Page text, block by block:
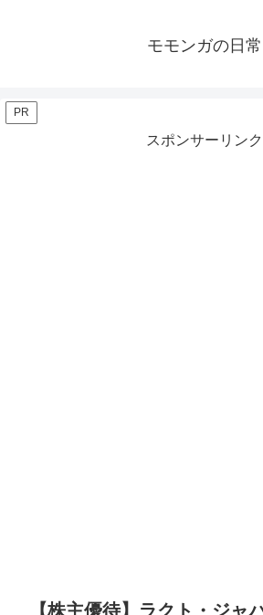
モモンガの日常
PR
スポンサーリンク
【株主優待】ラクト・ジャ